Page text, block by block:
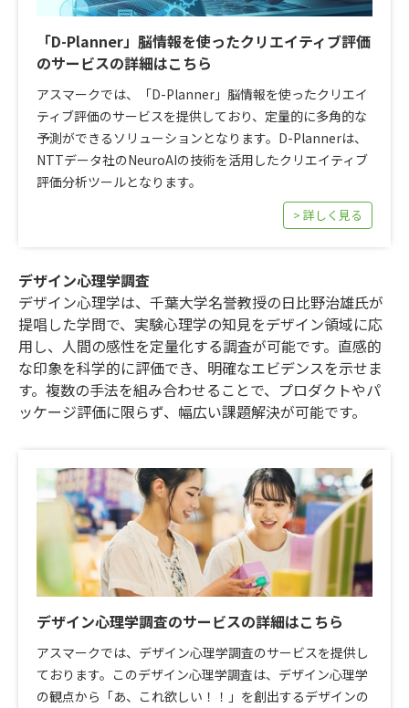
「D-Planner」脳情報を使ったクリエイティブ評価
のサービスの詳細はこちら
アスマークでは、「D-Planner」脳情報を使ったクリエイ
ティブ評価のサービスを提供しており、定量的に多角的な
予測ができるソリューションとなります。D-Plannerは、
NTTデータ社のNeuroAIの技術を活用したクリエイティブ
評価分析ツールとなります。
> 詳しく見る
デザイン心理学調査
デザイン心理学は、千葉大学名誉教授の日比野治雄氏が
提唱した学問で、実験心理学の知見をデザイン領域に応
用し、人間の感性を定量化する調査が可能です。直感的
な印象を科学的に評価でき、明確なエビデンスを示せま
す。複数の手法を組み合わせることで、プロダクトやパ
ッケージ評価に限らず、幅広い課題解決が可能です。
デザイン心理学調査のサービスの詳細はこちら
アスマークでは、デザイン心理学調査のサービスを提供し
ております。このデザイン心理学調査は、デザイン心理学
の観点から「あ、これ欲しい！！」を創出するデザインの